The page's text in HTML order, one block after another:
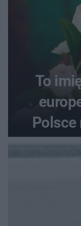
To
Polsce